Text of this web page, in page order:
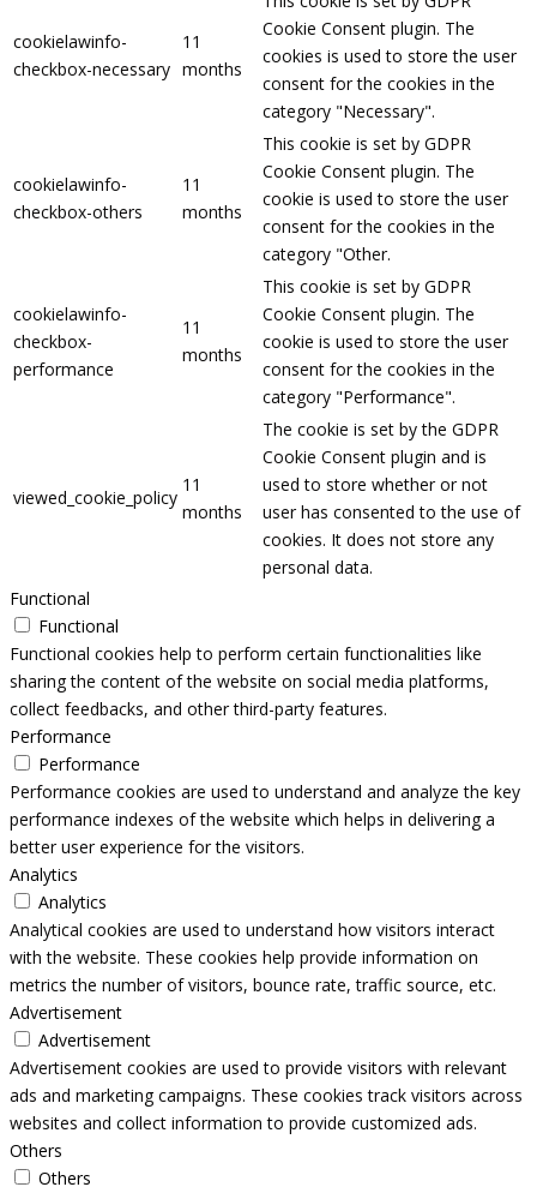
cookielawinfo-
checkbox-necessary
11
months
Cookie Consent plugin. The
cookies is used to store the user
consent for the cookies in the
category "Necessary".
cookielawinfo-
checkbox-others
11
months
This cookie is set by GDPR
Cookie Consent plugin. The
cookie is used to store the user
consent for the cookies in the
category "Other.
cookielawinfo-
checkbox-
performance
11
months
This cookie is set by GDPR
Cookie Consent plugin. The
cookie is used to store the user
consent for the cookies in the
category "Performance".
viewed_cookie_policy
11
months
The cookie is set by the GDPR
Cookie Consent plugin and is
used to store whether or not
user has consented to the use of
cookies. It does not store any
personal data.
Functional
Functional
Functional cookies help to perform certain functionalities like
sharing the content of the website on social media platforms,
collect feedbacks, and other third-party features.
Performance
Performance
Performance cookies are used to understand and analyze the key
performance indexes of the website which helps in delivering a
better user experience for the visitors.
Analytics
Analytics
Analytical cookies are used to understand how visitors interact
with the website. These cookies help provide information on
metrics the number of visitors, bounce rate, traffic source, etc.
Advertisement
Advertisement
Advertisement cookies are used to provide visitors with relevant
ads and marketing campaigns. These cookies track visitors across
websites and collect information to provide customized ads.
Others
Others